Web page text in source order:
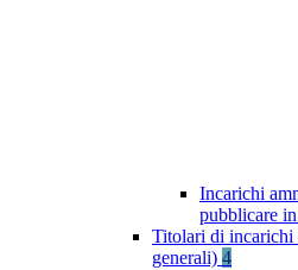
Incarichi
pubblicare
Titolari di
generali) 4